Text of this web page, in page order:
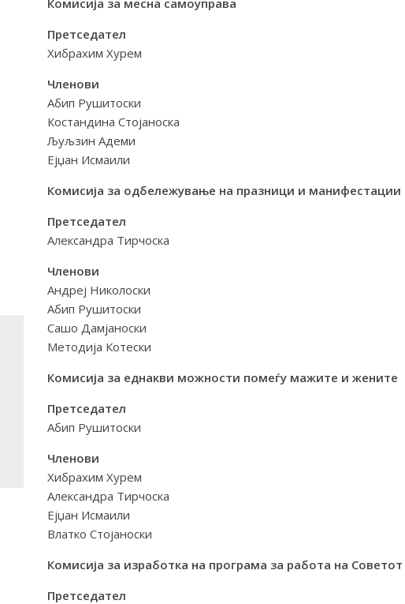
Комисија за месна самоуправа
Претседател
Хибрахим Хурем
Членови
Абип Рушитоски
Костандина Стојаноска
Љуљзин Адеми
Ејџан Исмаили
Комисија за одбележување на празници и манифестации
Претседател
Александра Тирчоска
Членови
Андреј Николоски
Абип Рушитоски
Сашо Дамјаноски
Методија Котески
Комисија за еднакви можности помеѓу мажите и жените
Претседател
Абип Рушитоски
Членови
Хибрахим Хурем
Александра Тирчоска
Ејџан Исмаили
Влатко Стојаноски
Комисија за изработка на програма за работа на
Претседател